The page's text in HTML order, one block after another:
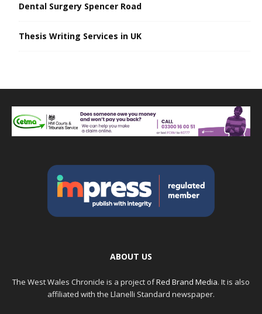
Dental Surgery Spencer Road
Thesis Writing Services in UK
ABOUT US
The West Wales Chronicle is a project ofRed Brand Media. It is also
affiliated with the Llanelli Standard newspaper.